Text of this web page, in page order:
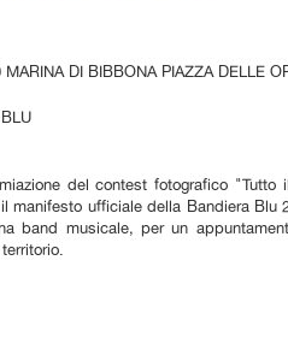
DI BIBBONA PIAZZA DELLE
del contest fotografico
manifesto ufficiale della Bandiera Blu
band musicale, per un